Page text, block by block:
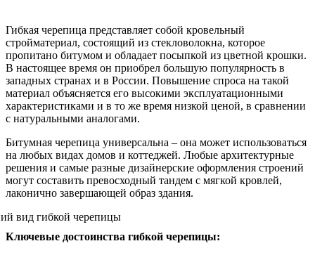
Гибкая черепица представляет собой кровельный
стройматериал, состоящий из стекловолокна, которое
пропитано битумом и обладает посыпкой из цветной крошки.
В настоящее время он приобрел большую популярность в
западных странах и в России. Повышение спроса на такой
материал объясняется его высокими эксплуатационными
характеристиками и в то же время низкой ценой, в сравнении
с натуральными аналогами.
Битумная черепица универсальна – она может использоваться
на любых видах домов и коттеджей. Любые архитектурные
решения и самые разные дизайнерские оформления строений
могут составить превосходный тандем с мягкой кровлей,
лаконично завершающей образ здания.
Ключевые достоинства гибкой черепицы: